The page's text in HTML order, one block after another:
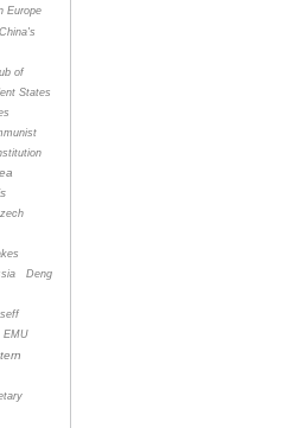
Europe
China's
of
States
Deng
EMU